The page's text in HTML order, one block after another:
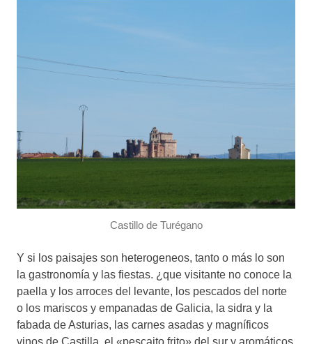
Castillo de Turégano
Y si los paisajes son heterogeneos, tanto o más lo son
la gastronomía y las fiestas. ¿que visitante no conoce la
paella y los arroces del levante, los pescados del norte
o los mariscos y empanadas de Galicia, la sidra y la
fabada de Asturias, las carnes asadas y magníficos